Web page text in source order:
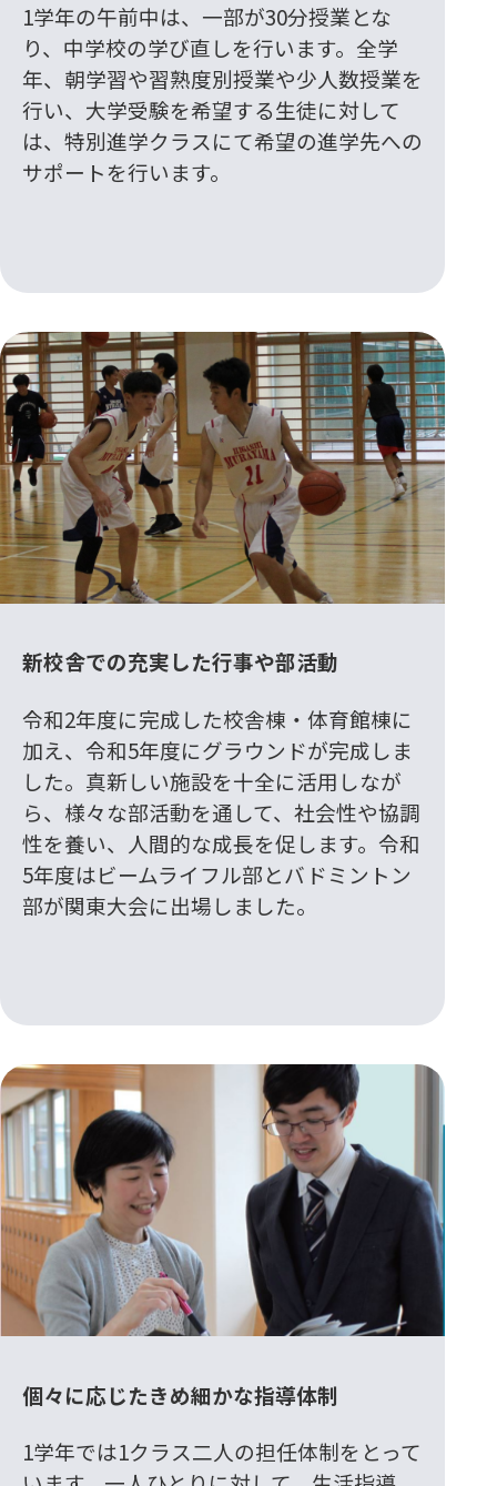
1学年の午前中は、一部が30分授業とな
り、中学校の学び直しを行います。全学
年、朝学習や習熟度別授業や少人数授業を
行い、大学受験を希望する生徒に対して
は、特別進学クラスにて希望の進学先への
サポートを行います。
新校舎での充実した行事や部活動
令和2年度に完成した校舎棟・体育館棟に
加え、令和5年度にグラウンドが完成しま
した。真新しい施設を十全に活用しなが
ら、様々な部活動を通して、社会性や協調
性を養い、人間的な成長を促します。令和
5年度はビームライフル部とバドミントン
部が関東大会に出場しました。
個々に応じたきめ細かな指導体制
1学年では1クラス二人の担任体制をとって